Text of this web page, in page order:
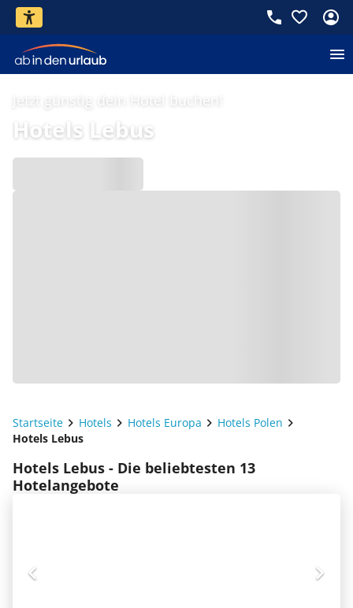
Jetzt günstig dein Hotel buchen!
Hotels Lebus
Startseite Hotels Hotels Europa
Hotels Polen
Hotels Lebus
Hotels Lebus - Die beliebtesten 13
Hotelangebote